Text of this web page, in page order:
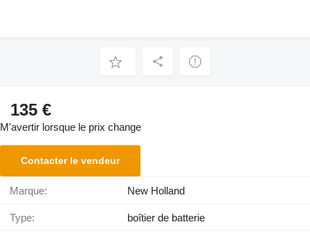
135 €
M'avertir lorsque le prix change
Contacter le vendeur
Marque: New Holland
Type: boîtier de batterie